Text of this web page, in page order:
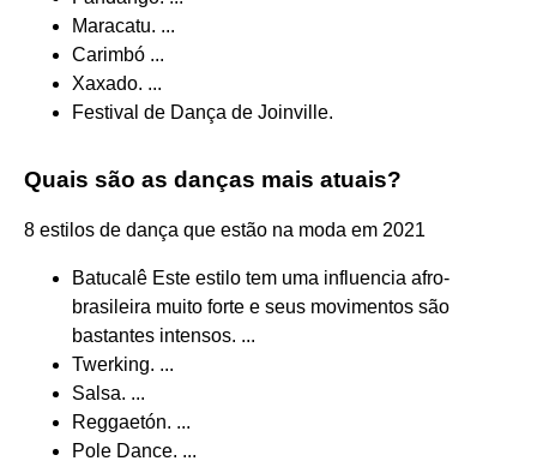
Maracatu. ...
Carimbó ...
Xaxado. ...
Festival de Dança de Joinville.
Quais são as danças mais atuais?
8 estilos de dança que estão na moda em 2021
Batucalê Este estilo tem uma influencia afro-
brasileira muito forte e seus movimentos são
bastantes intensos. ...
Twerking. ...
Salsa. ...
Reggaetón. ...
Pole Dance. ...